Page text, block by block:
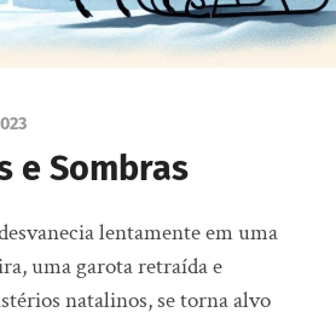
e Sombras
lentamente em uma
uma garota retraída e
natalinos, se torna alvo